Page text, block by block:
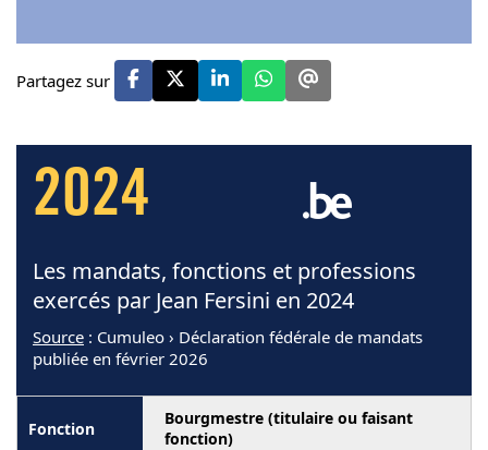
Partagez sur
2024
Les mandats, fonctions et professions
exercés par Jean Fersini en 2024
Source : Cumuleo › Déclaration fédérale de mandats
publiée en février 2026
Bourgmestre (titulaire ou faisant
fonction)